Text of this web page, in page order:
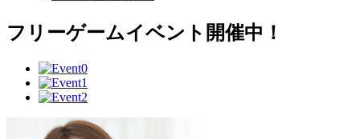
フリーゲームイベント開催中！